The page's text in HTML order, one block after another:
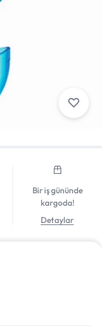
Bir iş gününde
kargoda!
Detaylar